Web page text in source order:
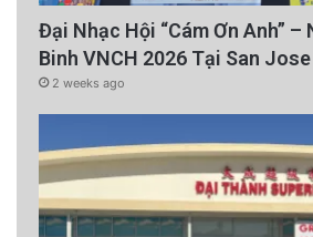
Đại Nhạc Hội “Cám Ơn Anh”
Binh VNCH 2026 Tại San Jose
2 weeks ago